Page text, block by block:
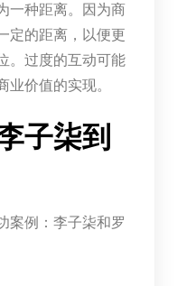
一种距离。因为商
定的距离，以便更
。过度的互动可能
业价值的实现。
子柒到
案例：李子柒和罗